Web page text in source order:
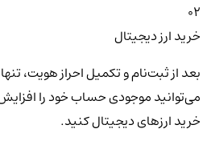
02
خرید ارز دیجیتال
بعد از ثبت‌نام و تکمیل احراز هویت، تنها
می‌توانید موجودی حساب خود را افزایش
خرید ارزهای دیجیتال کنید.